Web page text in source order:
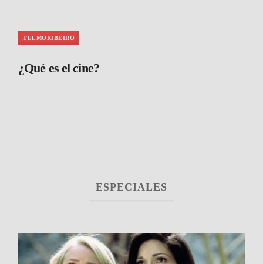
TELMORIBEIRO
¿Qué es el cine?
ESPECIALES